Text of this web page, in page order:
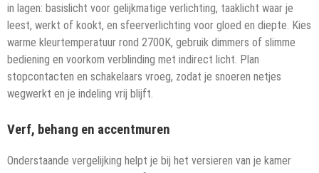
in lagen: basislicht voor gelijkmatige verlichting, taaklicht waar je
leest, werkt of kookt, en sfeerverlichting voor gloed en diepte. Kies
warme kleurtemperatuur rond 2700K, gebruik dimmers of slimme
bediening en voorkom verblinding met indirect licht. Plan
stopcontacten en schakelaars vroeg, zodat je snoeren netjes
wegwerkt en je indeling vrij blijft.
Verf, behang en accentmuren
Onderstaande vergelijking helpt je bij het versieren van je kamer